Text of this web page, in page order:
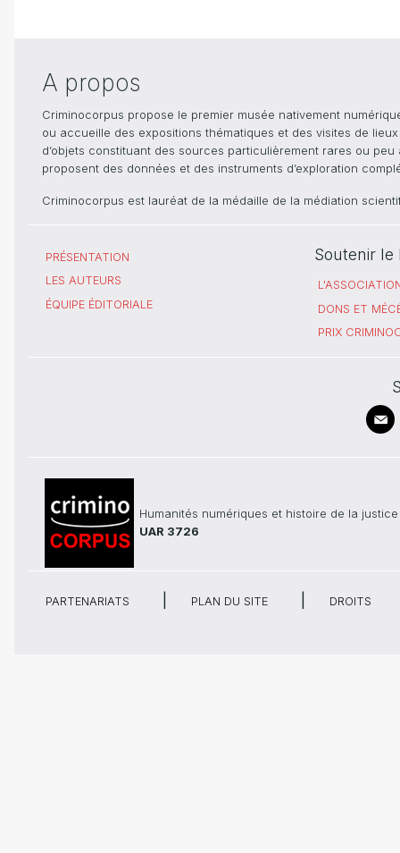
A propos
Criminocorpus propose le premier musée nativement
ou accueille des expositions thématiques et des visites de
d’objets constituant des sources particulièrement rares ou
proposent des données et des instruments d’exploration
Criminocorpus est lauréat de la médaille de la médiation
PRÉSENTATION
LES AUTEURS
ÉQUIPE ÉDITORIALE
Soutenir le
DONS ET
PRIX
Humanités numériques et histoire de la justice
UAR 3726
PARTENARIATS PLAN DU SITE DROITS